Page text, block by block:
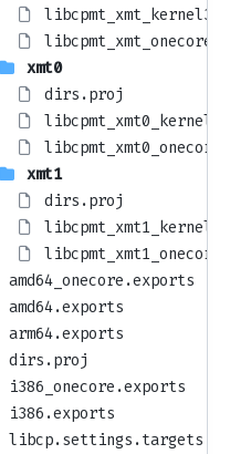
xmt0
dirs.proj
xmt1
dirs.proj
amd64_onecore.exports
amd64.exports
arm64.exports
dirs.proj
i386_onecore.exports
i386.exports
libcp.settings.targets